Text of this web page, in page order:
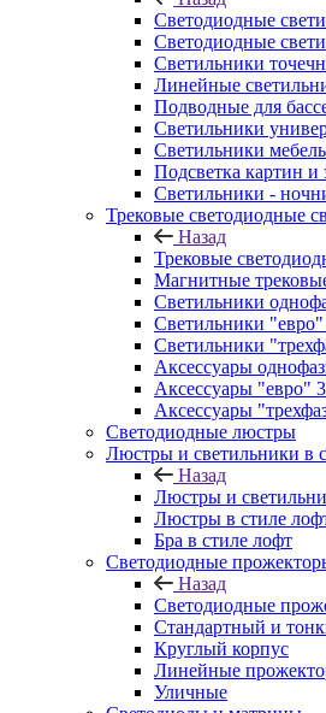
Светодиодные
Светодиодные
Светильники
Линейные
Подводные для
Светильники
Светильники
Подсветка картин и
Светильники -
Трековые светодиодные
Назад
Трековые
Магнитные
Светильники
Светильники
Светильники
Аксессуары
Аксессуары "евро"
Аксессуары
Светодиодные люстры
Люстры и светильники в
Назад
Люстры и
Люстры в стиле
Бра в стиле лофт
Светодиодные
Назад
Светодиодные
Стандартный и
Круглый корпус
Линейные
Уличные